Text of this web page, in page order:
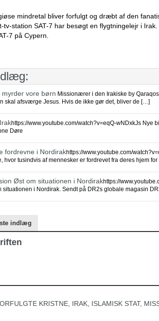
mindretal bliver forfulgt og dræbt af den
tv-station SAT-7 har besøgt en flygtningelejr i
7 på Cypern.
myrder vore børn Missionærer i den Irakiske by
skal afsværge Jesus. Hvis de ikke gør det, bliver de […]
https://www.youtube.com/watch?v=eqQ-wNDxkJs
Døre
fordrevne i Nordirakhttps://www.youtube.com/
hvor tusindvis af mennesker er fordrevet fra deres hjem
Øst om situationen i Nordirakhttps://
situationen i Nordirak. Sendt på DR2s globale magasin
indlæg
KRISTNE IRAK ISLAMISK STAT,